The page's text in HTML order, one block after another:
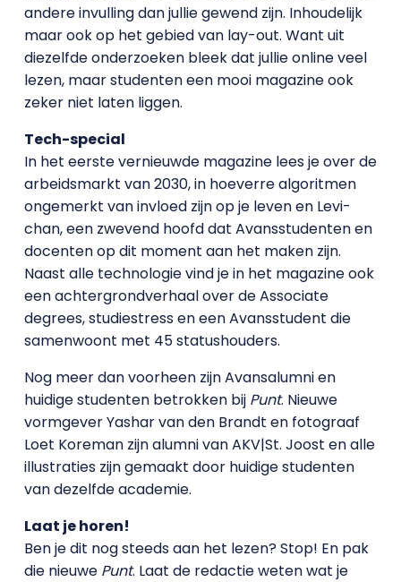
andere invulling dan jullie gewend zijn. Inhoudelijk
maar ook op het gebied van lay-out. Want uit
diezelfde onderzoeken bleek dat jullie online veel
lezen, maar studenten een mooi magazine ook
zeker niet laten liggen.
Tech-special
In het eerste vernieuwde magazine lees je over de
arbeidsmarkt van 2030, in hoeverre algoritmen
ongemerkt van invloed zijn op je leven en Levi-
chan, een zwevend hoofd dat Avansstudenten en
docenten op dit moment aan het maken zijn.
Naast alle technologie vind je in het magazine ook
een achtergrondverhaal over de Associate
degrees, studiestress en een Avansstudent die
samenwoont met 45 statushouders.
Nog meer dan voorheen zijn Avansalumni en
huidige studenten betrokken bij Punt. Nieuwe
vormgever Yashar van den Brandt en fotograaf
Loet Koreman zijn alumni van AKV|St. Joost en alle
illustraties zijn gemaakt door huidige studenten
van dezelfde academie.
Laat je horen!
Ben je dit nog steeds aan het lezen? Stop! En pak
die nieuwe Punt. Laat de redactie weten wat je